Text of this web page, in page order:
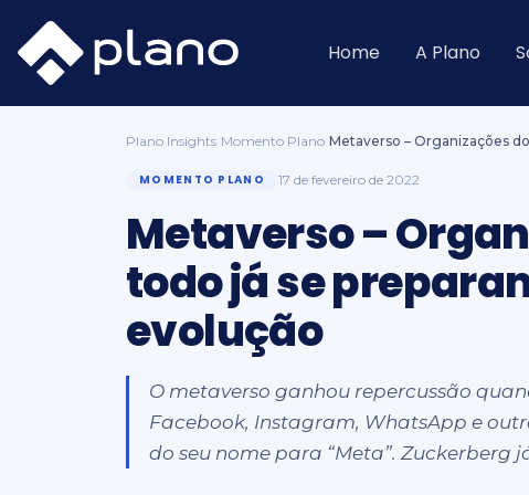
para
conteúdo Home A Plano
Plano Insights Momento Plano Metaverso – Organizações
MOMENTO PLANO 17 de fevereiro de 2022
Metaverso –
todo já se
evolução
O metaverso ganhou repercussão
Facebook, Instagram, WhatsApp e
do seu nome para “Meta”. Zuckerberg